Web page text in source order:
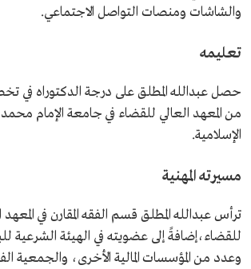
المنصب الحالي
مستشار بالديوان الملكي.
المؤهلات العلمية
من مؤلفاته
كتاب فقه السنة الميسر.
عقد التوريد.
التحقيق في جرائم الأعراض.
والشاشات ومنصات التواصل الاجتماعي.
تعليمه
حصل عبدالله المطلق على درجة الدكتوراه في
من المعهد العالي للقضاء في جامعة الإمام
الإسلامية.
مسيرته المهنية
ترأس عبدالله المطلق قسم الفقه المقارن في المعهد
للقضاء،إضافةً إلى عضويته في الهيئة الشرعية
وعدد من المؤسسات المالية الأخرى، والجمعية